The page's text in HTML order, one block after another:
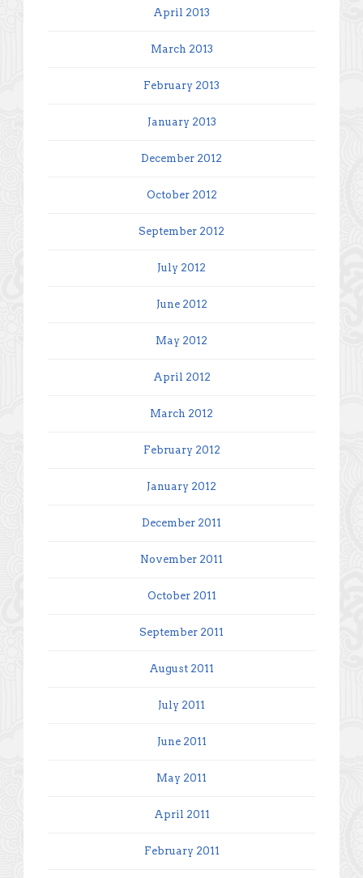
April 2013
March 2013
February 2013
January 2013
December 2012
October 2012
September 2012
July 2012
June 2012
May 2012
April 2012
March 2012
February 2012
January 2012
December 2011
November 2011
October 2011
September 2011
August 2011
July 2011
June 2011
May 2011
April 2011
February 2011